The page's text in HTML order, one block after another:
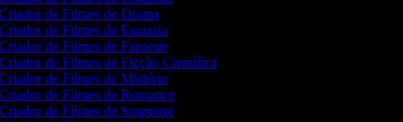
de Filmes de Drama
de Filmes de Fantasia
de Filmes de Faroeste
de Filmes de Ficção Científica
de Filmes de Mistério
de Filmes de Romance
de Filmes de Suspense